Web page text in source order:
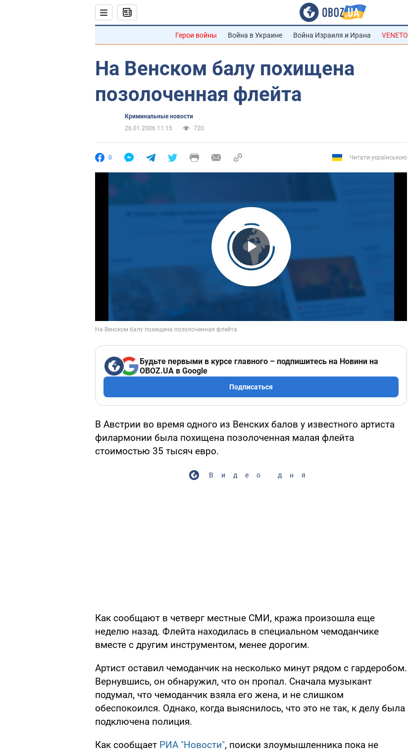
Герои войны Война в Украине Война Израиля и Ирана VENETO
На Венском балу похищена
позолоченная флейта
Криминальные новости
26.01.2006 11:15
720
0 Читати українською
Play Video
Будьте первыми в курсе главного – подпишитесь на Новини на
OBOZ.UA в Google
Подписаться
В Австрии во время одного из Венских балов у известного артиста
филармонии была похищена позолоченная малая флейта
стоимостью 35 тысяч евро.
Видео дня
Как сообщают в четверг местные СМИ, кража произошла еще
неделю назад. Флейта находилась в специальном чемоданчике
вместе с другим инструментом, менее дорогим.
Артист оставил чемоданчик на несколько минут рядом с гардеробом.
Вернувшись, он обнаружил, что он пропал. Сначала музыкант
подумал, что чемоданчик взяла его жена, и не слишком
обеспокоился. Однако, когда выяснилось, что это не так, к делу была
подключена полиция.
Как сообщает РИА "Новости", поиски злоумышленника пока не